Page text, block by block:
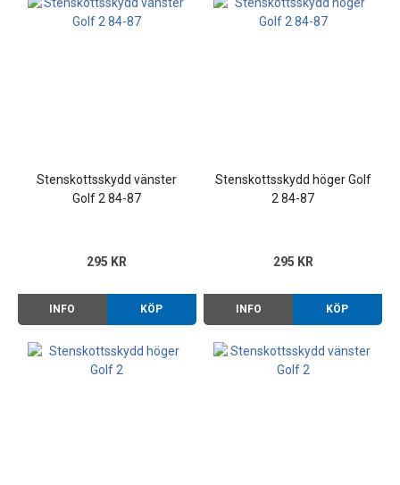
Stenskottsskydd vänster
Golf 2 84-87
295 KR
INFO KÖP
Stenskottsskydd höger Golf
2 84-87
295 KR
INFO KÖP